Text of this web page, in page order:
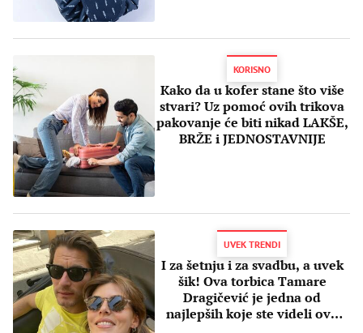
KORISNO
Kako da u kofer stane što više
stvari? Uz pomoć ovih trikova
pakovanje će biti nikad LAKŠE,
BRŽE i JEDNOSTAVNIJE
UVEK TRENDI
I za šetnju i za svadbu, a uvek
šik! Ova torbica Tamare
Dragičević je jedna od
najlepših koje ste videli ove